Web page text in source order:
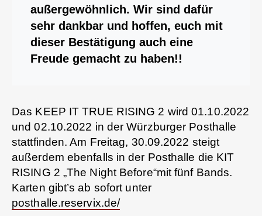
außergewöhnlich. Wir sind dafür
sehr dankbar und hoffen, euch mit
dieser Bestätigung auch eine
Freude gemacht zu haben!!
Das KEEP IT TRUE RISING 2 wird 01.10.2022
und 02.10.2022 in der Würzburger Posthalle
stattfinden. Am Freitag, 30.09.2022 steigt
außerdem ebenfalls in der Posthalle die KIT
RISING 2 „The Night Before“mit fünf Bands.
Karten gibt’s ab sofort unter
posthalle.reservix.de/